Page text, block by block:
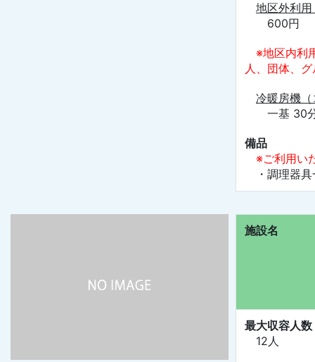
地区外利
600円
※地区内利
人、団体、
冷暖房機
一基 30
備品
※ご利用い
・調理器具
施設名
最大収容人数
12人